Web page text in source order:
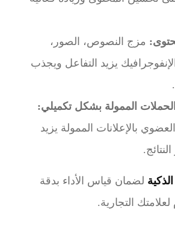
مزج النصوص، الصور،
يزيد التفاعل ويجذب
الحملات الممولة بشكل تكميلي:
بالإعلانات الممولة يزيد
لضمان قياس الأداء بدقة
التجارية.